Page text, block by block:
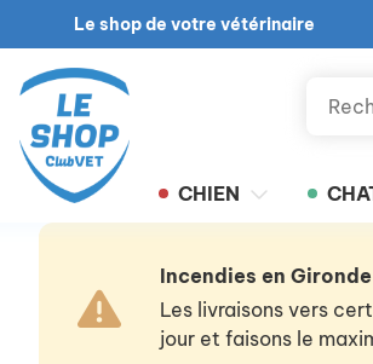
Le shop de votre vétérinaire
CHIEN
Incendies en
Les livraisons vers
jour et faisons le